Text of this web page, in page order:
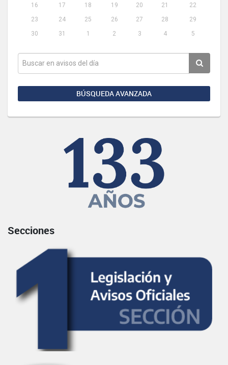
16
17 18 19 20 21
22
23
24 25 26 27 28
29
30
31 1 2 3 4 5
BÚSQUEDA AVANZADA
Secciones